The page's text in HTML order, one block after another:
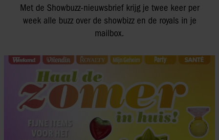
Met de Showbuzz-nieuwsbrief krijg je twee keer per
week alle buzz over de showbizz en de royals in je
mailbox.